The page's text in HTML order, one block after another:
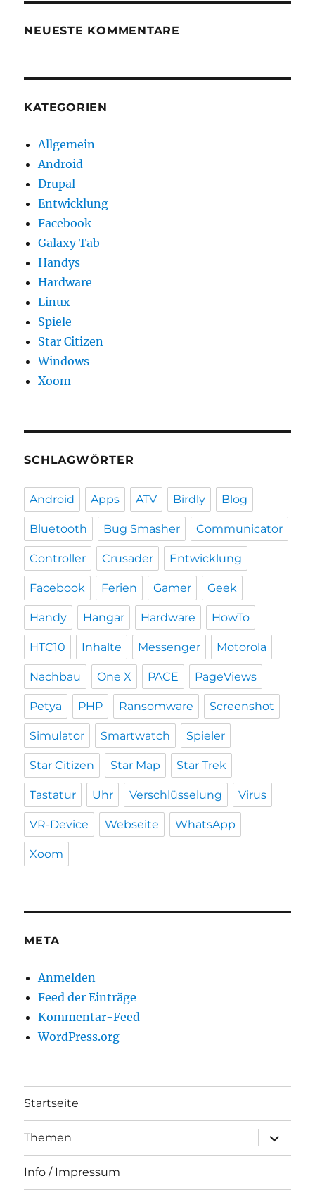
NEUESTE KOMMENTARE
KATEGORIEN
Allgemein
Android
Drupal
Entwicklung
Facebook
Galaxy Tab
Handys
Hardware
Linux
Spiele
Star Citizen
Windows
Xoom
SCHLAGWÖRTER
Android Apps ATV Birdly Blog
Bluetooth Bug Smasher Communicator
Controller Crusader Entwicklung
Facebook Ferien Gamer Geek
Handy Hangar Hardware HowTo
HTC10 Inhalte Messenger Motorola
Nachbau One X PACE PageViews
Petya PHP Ransomware Screenshot
Simulator Smartwatch Spieler
Star Citizen Star Map Star Trek
Tastatur Uhr Verschlüsselung Virus
VR-Device Webseite WhatsApp
Xoom
META
Anmelden
Feed der Einträge
Kommentar-Feed
WordPress.org
Startseite
Themen
anzeigen
Info / Impressum